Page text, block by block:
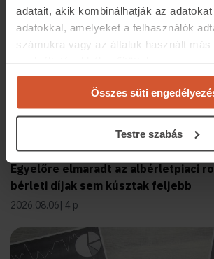
adatait, akik kombinálhatják az
adatokkal, amelyeket a felhasználók
számukra vagy az általuk használt más
Összes süti
Testre szabás
Egyelőre elmaradt az albérletpiaci
bérleti díjak sem kúsztak feljebb
2026.08.06 4 p